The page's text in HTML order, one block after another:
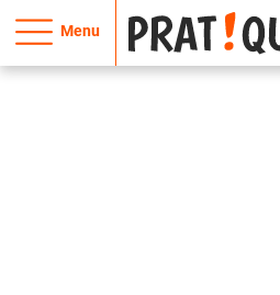
Menu